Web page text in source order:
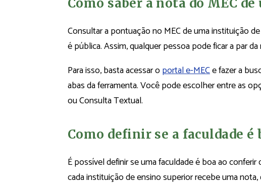
Como saber a nota do MEC
Consultar a pontuação no MEC de uma instituição
é pública. Assim, qualquer pessoa pode ficar a par
Para isso, basta acessar oportal e-MECe fazer a
abas da ferramenta. Você pode escolher entre as
ou Consulta Textual.
Como definir se a faculdade é
É possível definir se uma faculdade é boa ao
cada instituição de ensino superior recebe uma